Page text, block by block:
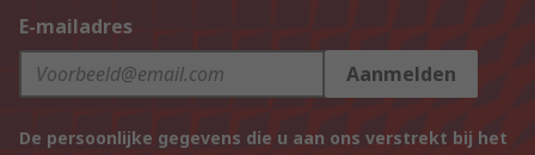
E-mailadres
Aanmelden
De persoonlijke gegevens die u aan ons verstrekt bij het